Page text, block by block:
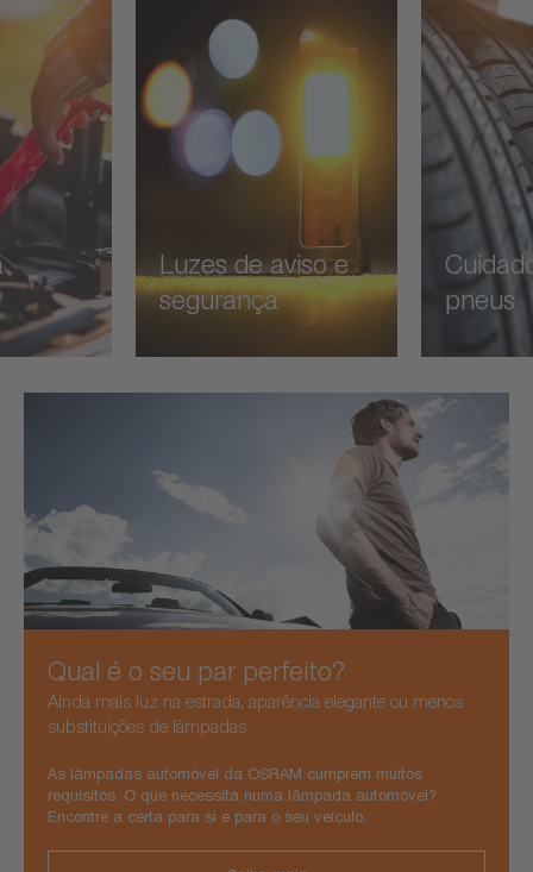
Luzes de aviso e
segurança
pneus
Qual é o seu par perfeito?
Ainda mais luz na estrada, aparência elegante ou menos
substituições de lâmpadas
As lâmpadas automóvel da OSRAM cumprem muitos
requisitos. O que necessita numa lâmpada automóvel?
Encontre a certa para si e para o seu veículo.